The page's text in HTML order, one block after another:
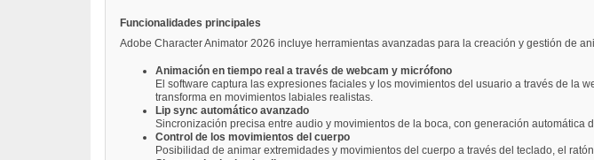
Funcionalidades principales
Adobe Character Animator 2026 incluye herramientas avanzadas para la creación y gestión de
Animación en tiempo real a través de webcam y micrófono
El software captura las expresiones faciales y los movimientos del usuario a través de la
transforma en movimientos labiales realistas.
Lip sync automático avanzado
Sincronización precisa entre audio y movimientos de la boca, con generación automática
Control de los movimientos del cuerpo
Posibilidad de animar extremidades y movimientos del cuerpo a través del teclado, el